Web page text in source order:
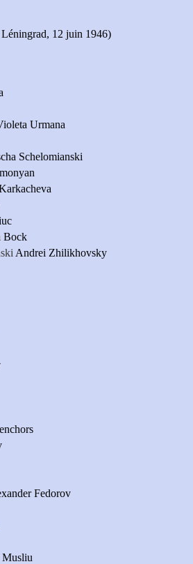
12 juin 1946)
Urmana
Schelomianski
Bock
Andrei Zhilikhovsky
Fedorov
Musliu